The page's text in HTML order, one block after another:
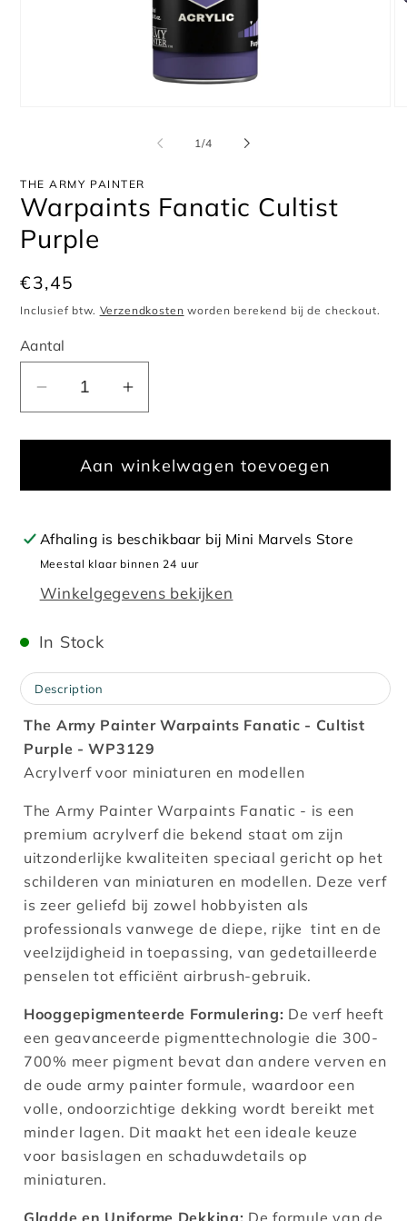
1/van
4
THE ARMY PAINTER
Warpaints Fanatic Cultist
Purple
Normale
prijs
€3,45
Inclusief btw. Verzendkosten worden berekend bij de checkout.
Aantal
Aantal
voor
Warpaints
Fanatic
Purple
Aantal
voor
Warpaints
Fanatic
Purple
Aan winkelwagen toevoegen
Afhaling is beschikbaar bij Mini Marvels Store
Meestal klaar binnen 24 uur
Winkelgegevens bekijken
In Stock
Description
The Army Painter Warpaints Fanatic - Cultist
Purple - WP3129
Acrylverf voor miniaturen en modellen
The Army Painter Warpaints Fanatic - is een
premium acrylverf die bekend staat om zijn
uitzonderlijke kwaliteiten speciaal gericht op het
schilderen van miniaturen en modellen. Deze verf
is zeer geliefd bij zowel hobbyisten als
professionals vanwege de diepe, rijke tint en de
veelzijdigheid in toepassing, van gedetailleerde
penselen tot efficiënt airbrush-gebruik.
Hooggepigmenteerde Formulering: De verf heeft
een geavanceerde pigmenttechnologie die 300-
700% meer pigment bevat dan andere verven en
de oude army painter formule, waardoor een
volle, ondoorzichtige dekking wordt bereikt met
minder lagen. Dit maakt het een ideale keuze
voor basislagen en schaduwdetails op
miniaturen​.
Gladde en Uniforme Dekking: De formule van de